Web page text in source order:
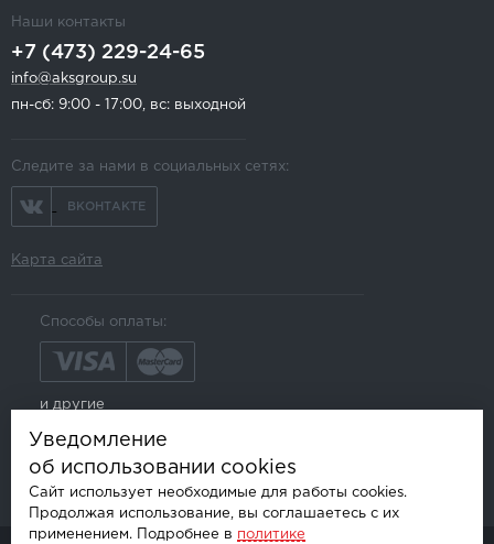
Наши контакты
+7 (473) 229-24-65
info@aksgroup.su
пн-сб: 9:00 - 17:00, вс: выходной
Следите за нами в социальных сетях:
ВКОНТАКТЕ
Карта сайта
Способы оплаты:
и другие
Уведомление
об использовании cookies
Сайт использует необходимые для работы cookies.
Продолжая использование, вы соглашаетесь с их
применением. Подробнее в политике